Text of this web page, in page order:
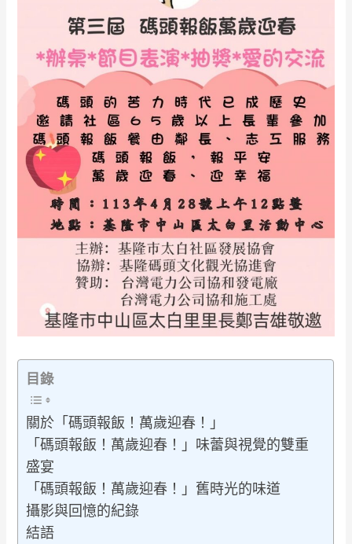
目錄
關於「碼頭報飯！萬歲迎春！」
「碼頭報飯！萬歲迎春！」味蕾與視覺的雙重
盛宴
「碼頭報飯！萬歲迎春！」舊時光的味道
攝影與回憶的紀錄
結語